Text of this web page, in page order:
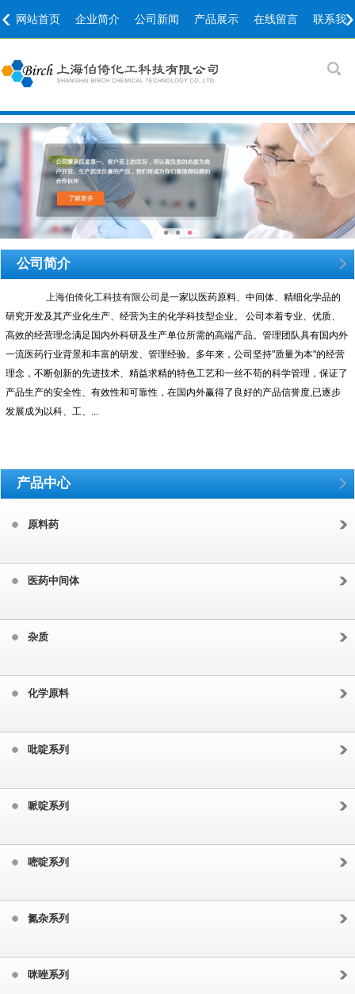
网站首页 企业简介 公司新闻 产品展示 在线留言 联系我
‹ ›
公司简介
上海伯倚化工科技有限公司 是一家以医药原料、中间体、精细化学品的
研究开发及其产业化生产、经营为主的化学科技型企业。 公司本着专业、优质、
高效的经营理念满足国内外科研及生产单位所需的高端产品。管理团队具有国内外
一流医药行业背景和丰富的研发、管理经验。多年来，公司坚持"质量为本"的经营
理念，不断创新的先进技术、精益求精的特色工艺和一丝不苟的科学管理，保证了
产品生产的安全性、有效性和可靠性，在国内外赢得了良好的产品信誉度,已逐步
发展成为以科、工、...
产品中心
原料药
医药中间体
杂质
化学原料
吡啶系列
哌啶系列
嘧啶系列
氮杂系列
咪唑系列